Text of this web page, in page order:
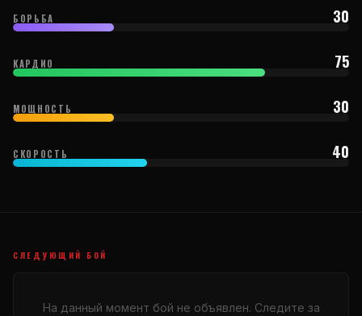
БОРЬБА 30
КАРДИО 75
МОЩНОСТЬ 30
СКОРОСТЬ 40
СЛЕДУЮЩИЙ БОЙ
На данный момент бой не объявлен. Следите за